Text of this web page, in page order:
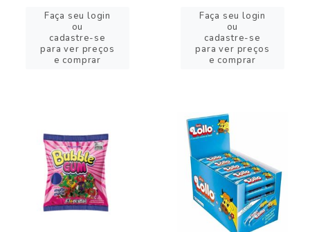
Faça seu login
ou
cadastre-se
para ver preços
e comprar
Faça seu login
ou
cadastre-se
para ver preços
e comprar